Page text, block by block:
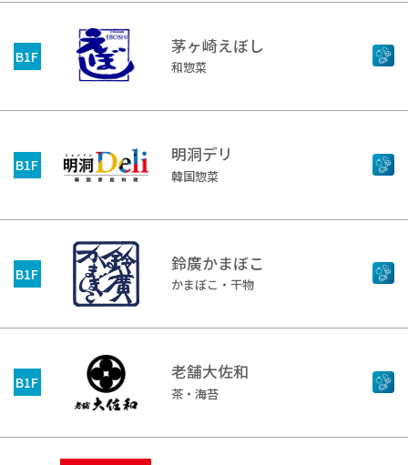
B1F 茅ヶ崎えぼし
和惣菜
B1F 明洞デリ
韓国惣菜
B1F 鈴廣かまぼこ
かまぼこ・干物
B1F 老舗大佐和
茶・海苔